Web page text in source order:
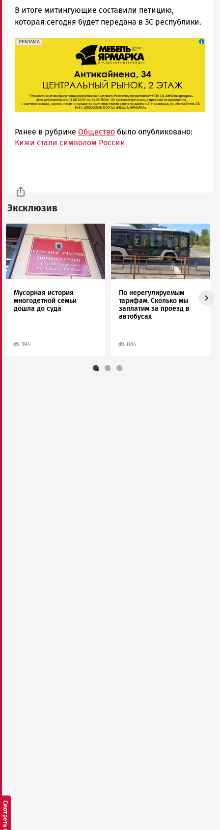
В итоге митингующие составили петицию,
которая сегодня будет передана в ЗС республики.
erid: 2SDnjeFymr3
РЕКЛАМА
Реклама
Ранее в рубрике Общество было опубликовано:
Кижи стали символом России
Эксклюзив
Image
Мусорная история
многодетной семьи
дошла до суда
194
Image
По нерегулируемым
тарифам. Сколько мы
заплатим за проезд в
автобусах
864